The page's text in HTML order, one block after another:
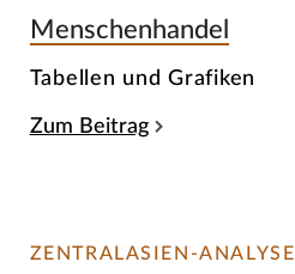
Menschenhandel
Tabellen und Grafiken
Zum Beitrag
ZENTRALASIEN-